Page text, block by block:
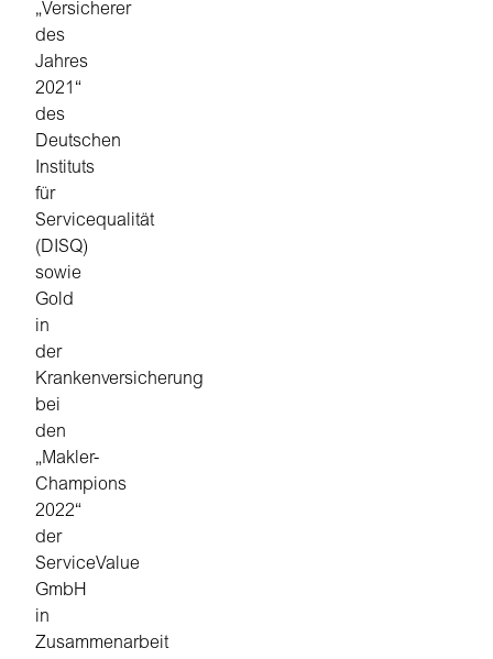
„Versicherer
des
Jahres
2021“
des
Deutschen
Instituts
für
Servicequalität
(DISQ)
sowie
Gold
in
der
Krankenversicherung
bei
den
„Makler-
Champions
2022“
der
ServiceValue
GmbH
in
Zusammenarbeit